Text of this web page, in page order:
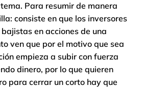
Para resumir de manera
consiste en que los inversores
en acciones de una
ven que por el motivo que sea
empieza a subir con fuerza
dinero, por lo que quieren
para cerrar un corto hay que